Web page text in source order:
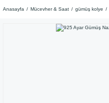
Anasayfa Mücevher & Saat gümüş kolye